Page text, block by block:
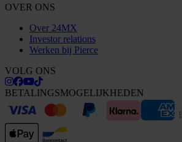
OVER ONS
Over 24MX
Investor relations
Werken bij Pierce
VOLG ONS
BETALINGSMOGELIJKHEDEN